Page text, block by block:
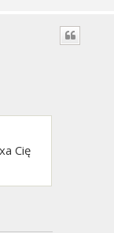
Cię